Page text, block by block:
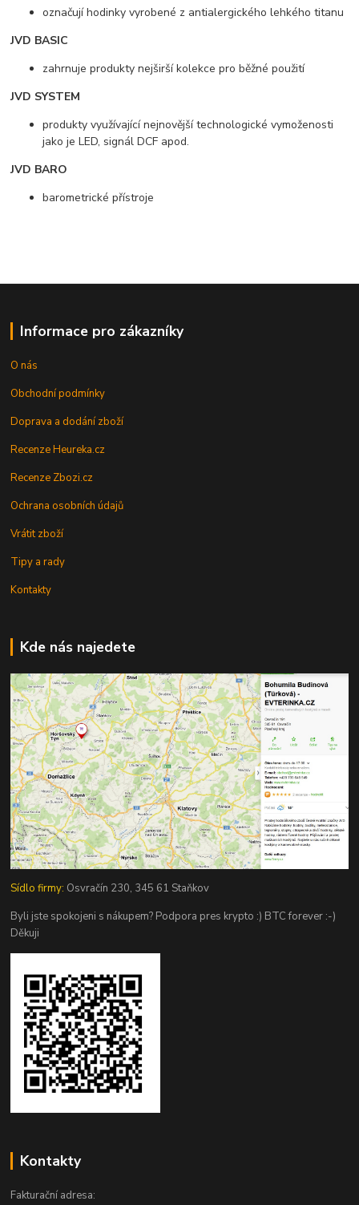
označují hodinky vyrobené z antialergického lehkého titanu
JVD BASIC
zahrnuje produkty nejširší kolekce pro běžné použití
JVD SYSTEM
produkty využívající nejnovější technologické vymoženosti
jako je LED, signál DCF apod.
JVD BARO
barometrické přístroje
Informace pro zákazníky
O nás
Obchodní podmínky
Doprava a dodání zboží
Recenze Heureka.cz
Recenze Zbozi.cz
Ochrana osobních údajů
Vrátit zboží
Tipy a rady
Kontakty
Kde nás najedete
Sídlo firmy: Osvračín 230, 345 61 Staňkov
Byli jste spokojeni s nákupem? Podpora pres krypto :) BTC forever :-)
Děkuji
Kontakty
Fakturační adresa: